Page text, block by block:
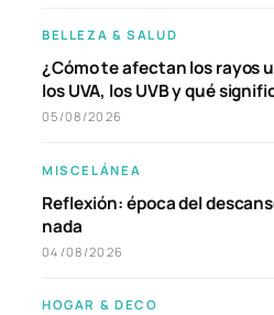
BELLEZA & SALUD
¿Cómo te afectan los rayos
los UVA, los UVB y qué
05/08/2026
MISCELÁNEA
Reflexión: época del
nada
04/08/2026
HOGAR & DECO